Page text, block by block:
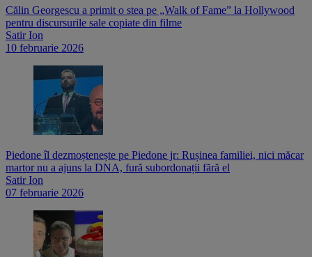
Călin Georgescu a primit o stea pe „Walk of Fame” la Hollywood
pentru discursurile sale copiate din filme
Satir Ion
10 februarie 2026
Piedone îl dezmoștenește pe Piedone jr: Rușinea familiei, nici măcar
martor nu a ajuns la DNA, fură subordonații fără el
Satir Ion
07 februarie 2026